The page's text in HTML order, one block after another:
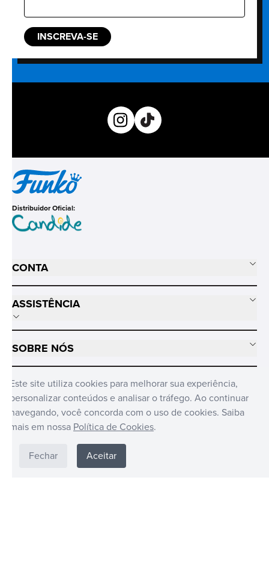
Este site utiliza cookies para melhorar sua experiência,
personalizar conteúdos e analisar o tráfego. Ao continuar
navegando, você concorda com o uso de cookies. Saiba
mais em nossa Política de Cookies.
Fechar Aceitar
INSCREVA-SE
Distribuidor Oficial:
CONTA
ASSISTÊNCIA
SOBRE NÓS
MÍDIAS SOCIAIS